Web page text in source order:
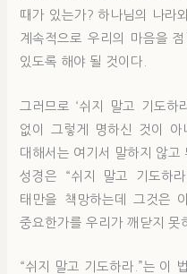
때가 있는가? 하나님의 나라
계속적으로 우리의 마음을
있도록 해야 될 것이다.
그러므로 ‘쉬지 말고 기도하
없이 그렇게 명하신 것이
대해서는 여기서 말하지 않고
성경은 “쉬지 말고 기도하
태만을 책망하는데 그것은
중요한가를 우리가 깨닫지 못
“쉬지 말고 기도하라.”는 이